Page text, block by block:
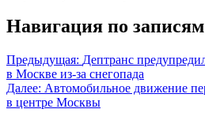
Навигация по записям
Предыдущая: Дептранс
в Москве из-за снегопада
Далее: Автомобильное движение
в центре Москвы